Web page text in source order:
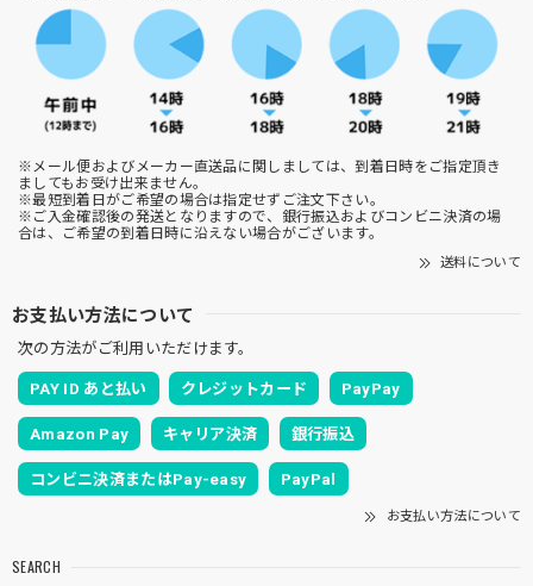
※メール便およびメーカー直送品に関しましては、到着日時をご指定頂き
ましてもお受け出来ません。
※最短到着日がご希望の場合は指定せずご注文下さい。
※ご入金確認後の発送となりますので、銀行振込およびコンビニ決済の場
合は、ご希望の到着日時に沿えない場合がございます。
送料について
お支払い方法について
次の方法がご利用いただけます。
PAY ID あと払い クレジットカード PayPay
Amazon Pay キャリア決済 銀行振込
コンビニ決済またはPay-easy PayPal
お支払い方法について
SEARCH